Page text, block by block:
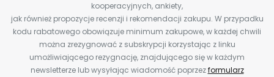
kooperacyjnych, ankiety,
jak również propozycje recenzji i rekomendacji zakupu. W przypadku
kodu rabatowego obowiązuje minimum zakupowe, w każdej chwili
można zrezygnować z subskrypcji korzystając z linku
umożliwiającego rezygnację, znajdującego się w każdym
newsletterze lub wysyłając wiadomość poprzezformularz